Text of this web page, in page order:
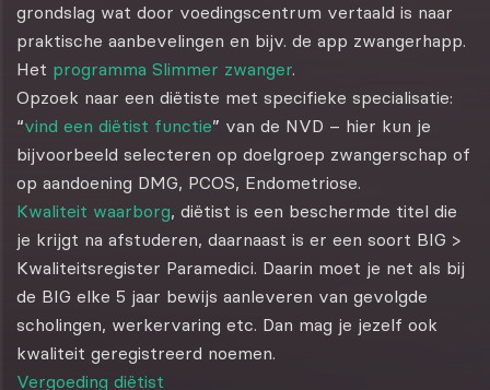
grondslag wat door voedingscentrum vertaald is naar
praktische aanbevelingen en bijv. de app zwangerhapp.
Het programma Slimmer zwanger.
Opzoek naar een diëtiste met specifieke specialisatie:
“vind een diëtist functie” van de NVD – hier kun je
bijvoorbeeld selecteren op doelgroep zwangerschap of
op aandoening DMG, PCOS, Endometriose.
Kwaliteit waarborg, diëtist is een beschermde titel die
je krijgt na afstuderen, daarnaast is er een soort BIG >
Kwaliteitsregister Paramedici. Daarin moet je net als bij
de BIG elke 5 jaar bewijs aanleveren van gevolgde
scholingen, werkervaring etc. Dan mag je jezelf ook
kwaliteit geregistreerd noemen.
Vergoeding diëtist